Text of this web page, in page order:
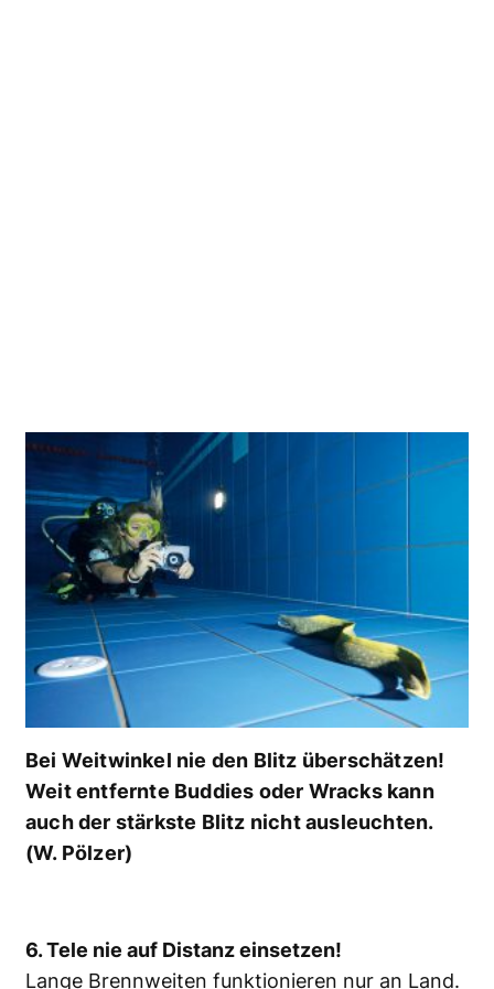
Bei Weitwinkel nie den Blitz überschätzen!
Weit entfernte Buddies oder Wracks kann
auch der stärkste Blitz nicht ausleuchten.
(W. Pölzer)
6. Tele nie auf Distanz einsetzen!
Lange Brennweiten funktionieren nur an Land.